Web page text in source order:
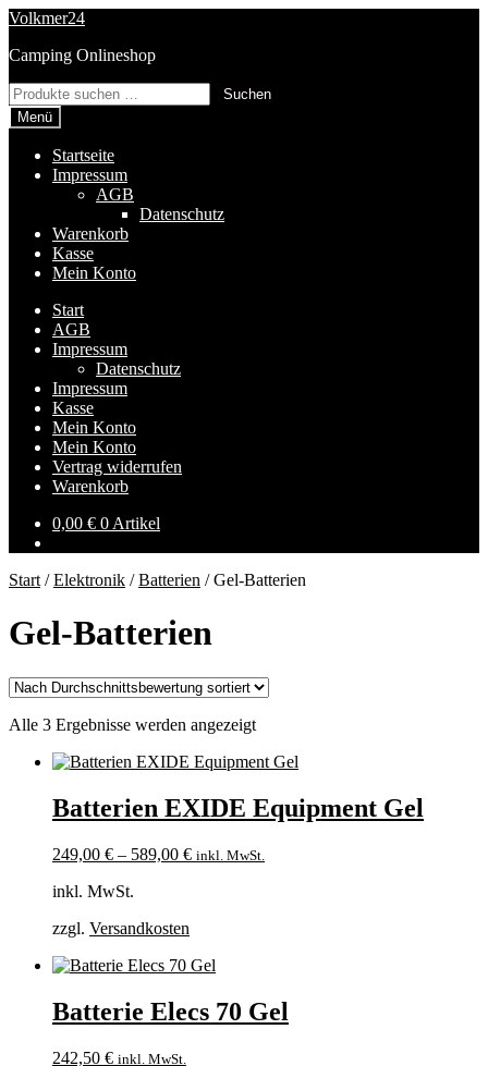
Zur
springen
Zum
springen
Volkmer24
Camping Onlineshop
Suchen
nach:
Suchen
Menü
Startseite
Impressum
AGB
Datenschutz
Warenkorb
Kasse
Mein Konto
Start
AGB
Impressum
Datenschutz
Impressum
Kasse
Mein Konto
Mein Konto
Vertrag widerrufen
Warenkorb
0,00 € 0 Artikel
Start /Elektronik /Batterien /Gel-Batterien
Gel-Batterien
Alle 3 Ergebnisse werden angezeigtNach
sortiert
Batterien EXIDE Equipment Gel
249,00 € – 589,00 € inkl. MwSt.
inkl. MwSt.
zzgl. Versandkosten
Batterie Elecs 70 Gel
242,50 € inkl. MwSt.